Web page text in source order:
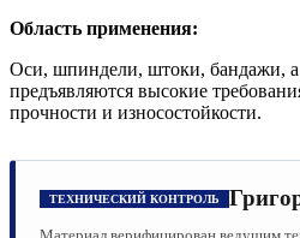
Область применения:
Оси, шпиндели, штоки, бандажи, а
предъявляются высокие
прочности и износостойкости.
ТЕХНИЧЕСКИЙ КОНТРОЛЬ